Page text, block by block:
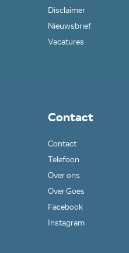
Disclaimer
Nieuwsbrief
Vacatures
Contact
Contact
Telefoon
Over ons
Over Goes
Facebook
Instagram